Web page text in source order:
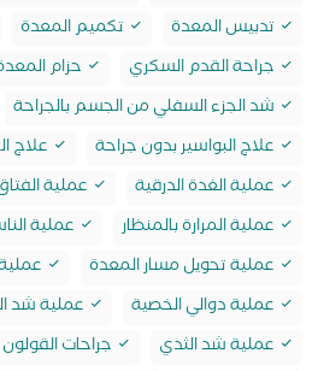
تدبيس المعدة
تكميم المعدة
جراحة القدم السكري
حزام
شد الجزء السفلي من الجسم بالجراحة
علاج البواسير بدون جراحة
علاج
عملية الغدة الدرقية
عملية
عملية المرارة بالمنظار
عملية
عملية تحويل مسار المعدة
عملية دوالي الخصية
عملية شد
عملية شد الثدي
جراحات